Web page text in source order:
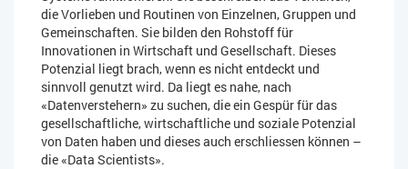
die Vorlieben und Routinen von Einzelnen, Gruppen und
Gemeinschaften. Sie bilden den Rohstoff für
Innovationen in Wirtschaft und Gesellschaft. Dieses
Potenzial liegt brach, wenn es nicht entdeckt und
sinnvoll genutzt wird. Da liegt es nahe, nach
«Datenverstehern» zu suchen, die ein Gespür für das
gesellschaftliche, wirtschaftliche und soziale Potenzial
von Daten haben und dieses auch erschliessen können –
die «Data Scientists».